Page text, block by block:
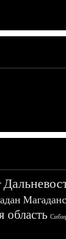
область